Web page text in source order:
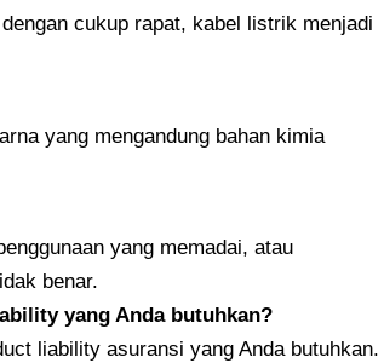
cukup rapat, kabel listrik menjadi
yang mengandung bahan kimia
yang memadai, atau
benar.
yang Anda butuhkan?
liability asuransi yang Anda butuhkan.